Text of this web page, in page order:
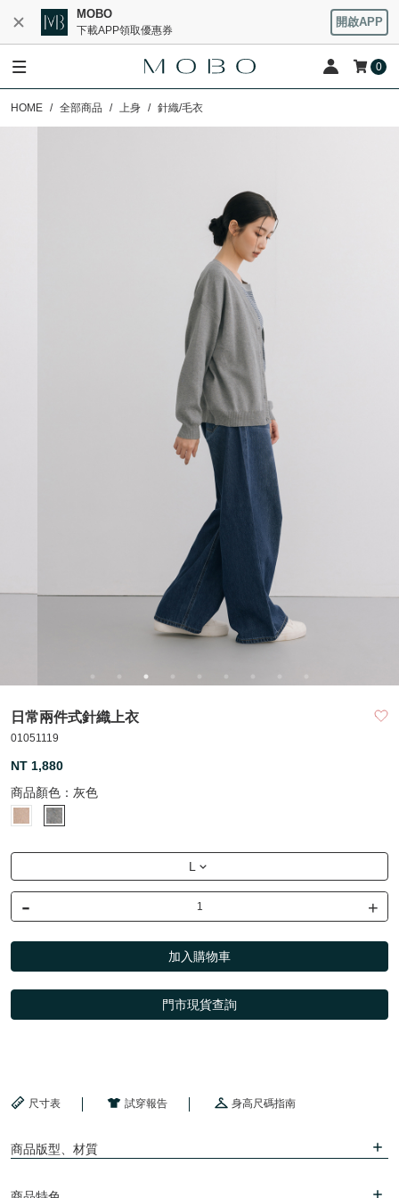
MOBO
下載APP領取優惠券
開啟APP
0
HOME 全部商品 上身 針織/毛衣
日常兩件式針織上衣
01051119
NT 1,880
商品顏色： 灰色
L
- +
加入購物車
門市現貨查詢
尺寸表 試穿報告 身高尺碼指南
商品版型、材質